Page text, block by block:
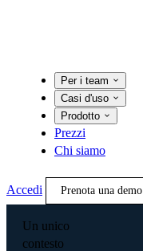
Per i team
Casi d'uso
Prodotto
Prezzi
Chi siamo
Accedi Prenota una demo
Un unico
contesto